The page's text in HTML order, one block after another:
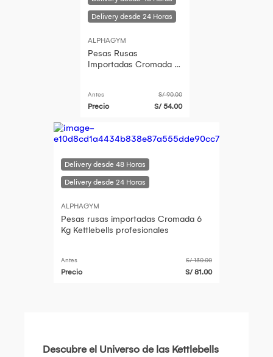
ALPHAGYM
Pesas Rusas
Importadas Cromada 4
Antes S/ 90.00
Precio S/ 54.00
ALPHAGYM
Pesas rusas importadas Cromada 6
Kg Kettlebells profesionales
Antes S/ 130.00
Precio S/ 81.00
Descubre el Universo de las Kettlebells